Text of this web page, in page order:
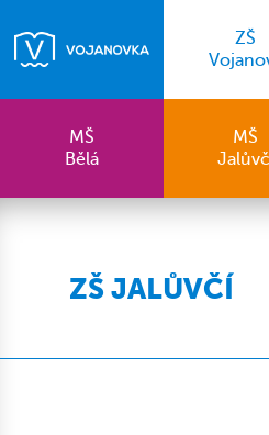
ZŠ
MŠ
Bělá
MŠ
ZŠ JALŮVČÍ